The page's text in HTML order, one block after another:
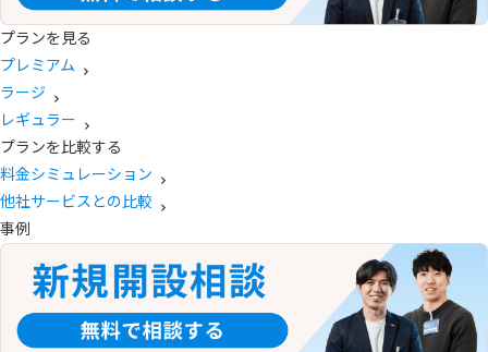
プランを見る
プレミアム
ラージ
レギュラー
プランを比較する
料金シミュレーション
他社サービスとの比較
事例